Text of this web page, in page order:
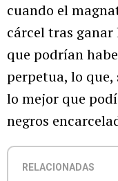
cuando el
cárcel tras ganar
que podrían
perpetua, lo que,
lo mejor que
negros
RELACIONADAS